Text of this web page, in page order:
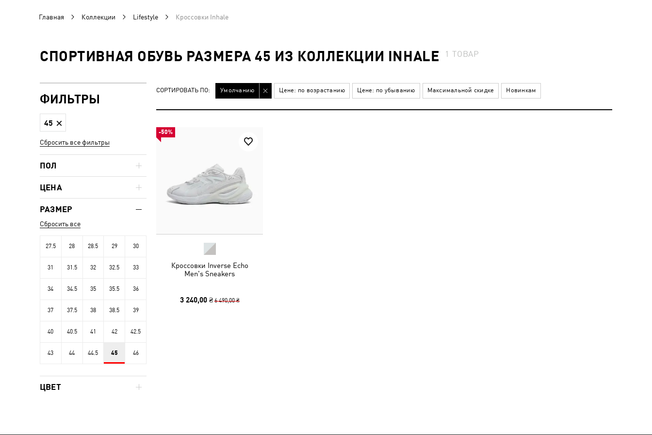
Главная Коллекции Lifestyle Кроссовки Inhale
СПОРТИВНАЯ ОБУВЬ РАЗМЕРА 45 ИЗ КОЛЛЕКЦИИ INHALE 1 ТОВАР
СОРТИРОВАТЬ ПО: Умолчанию Цене: по возрастанию Цене: по убыванию Максимальной скидке Новинкам
-50%
Кроссовки Inverse Echo
Men's Sneakers
3 240,00 ₴ 6 490,00 ₴
ФИЛЬТРЫ
45
Сбросить все фильтры
ПОЛ
ЦЕНА
РАЗМЕР
Сбросить все
27.5 28 28.5 29 30
31 31.5 32 32.5 33
34 34.5 35 35.5 36
37 37.5 38 38.5 39
40 40.5 41 42 42.5
43 44 44.5 45 46
ЦВЕТ